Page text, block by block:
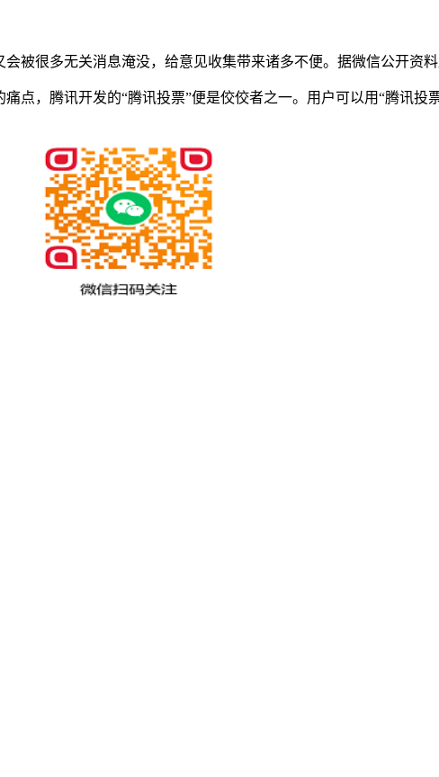
很多无关消息淹没，给意见收集带来诸多不便。据微信公开资料
，腾讯开发的“腾讯投票”便是佼佼者之一。用户可以用“腾讯投